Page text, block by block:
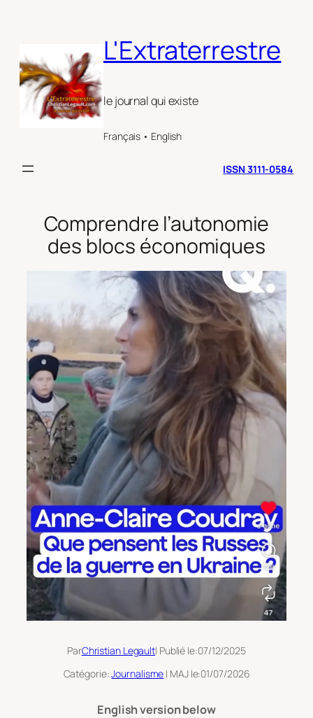
L'Extraterrestre
le journal qui existe
Français • English
ISSN 3111-0584
Comprendre l’autonomie
des blocs économiques
ParChristian Legault| Publié le:07/12/2025
Catégorie:Journalisme | MAJ le:01/07/2026
English version below